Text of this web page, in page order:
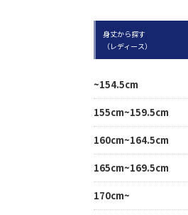
身丈から探す
（レディース）
~154.5cm
155cm~159.5cm
160cm~164.5cm
165cm~169.5cm
170cm~